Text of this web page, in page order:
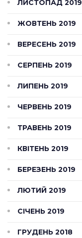
ЛИСТОПАД 2019
ЖОВТЕНЬ 2019
ВЕРЕСЕНЬ 2019
СЕРПЕНЬ 2019
ЛИПЕНЬ 2019
ЧЕРВЕНЬ 2019
ТРАВЕНЬ 2019
КВІТЕНЬ 2019
БЕРЕЗЕНЬ 2019
ЛЮТИЙ 2019
СІЧЕНЬ 2019
ГРУДЕНЬ 2018